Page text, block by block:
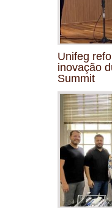
Unifeg
inovação
Summit